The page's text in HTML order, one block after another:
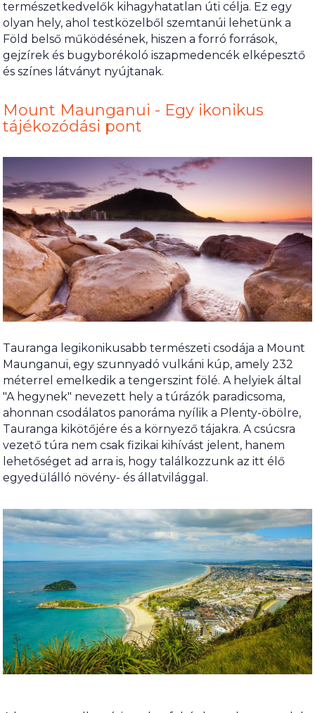
természetkedvelők kihagyhatatlan úti célja. Ez egy
olyan hely, ahol testközelből szemtanúi lehetünk a
Föld belső működésének, hiszen a forró források,
gejzírek és bugyborékoló iszapmedencék elképesztő
és színes látványt nyújtanak.
Mount Maunganui - Egy ikonikus
tájékozódási pont
Tauranga legikonikusabb természeti csodája a Mount
Maunganui, egy szunnyadó vulkáni kúp, amely 232
méterrel emelkedik a tengerszint fölé. A helyiek által
"A hegynek" nevezett hely a túrázók paradicsoma,
ahonnan csodálatos panoráma nyílik a Plenty-öbölre,
Tauranga kikötőjére és a környező tájakra. A csúcsra
vezető túra nem csak fizikai kihívást jelent, hanem
lehetőséget ad arra is, hogy találkozzunk az itt élő
egyedülálló növény- és állatvilággal.